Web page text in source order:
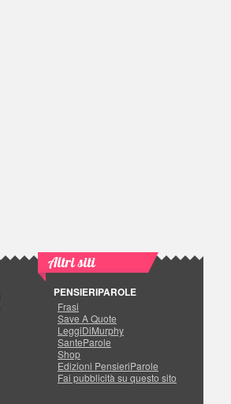
Altri siti
PENSIERIPAROLE
Frasi
Save A Quote
LeggiDiMurphy
SanteParole
Shop
Edizioni PensieriParole
Fai pubblicità su questo sito